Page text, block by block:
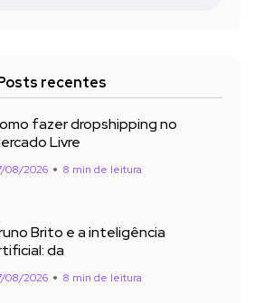
recentes
fazer dropshipping no
Livre
08/2026 8 min de leitura
Brito e a inteligência
da
08/2026 8 min de leitura